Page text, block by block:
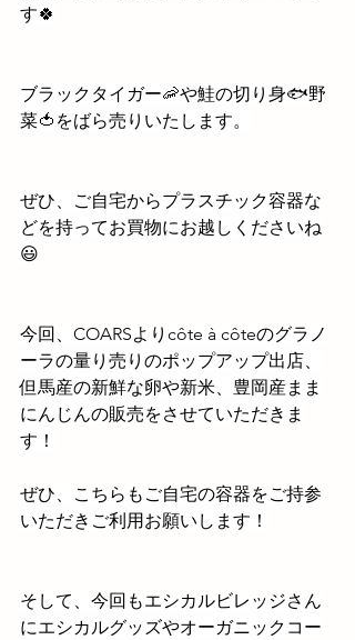
す🍀
ブラックタイガー🦐や鮭の切り身🐟野
菜🍅をばら売りいたします。
ぜひ、ご自宅からプラスチック容器な
どを持ってお買物にお越しくださいね
😃
今回、COARSよりcôte à côteのグラノ
ーラの量り売りのポップアップ出店、
但馬産の新鮮な卵や新米、豊岡産まま
にんじんの販売をさせていただきま
す！
ぜひ、こちらもご自宅の容器をご持参
いただきご利用お願いします！
そして、今回もエシカルビレッジさん
にエシカルグッズやオーガニックコー